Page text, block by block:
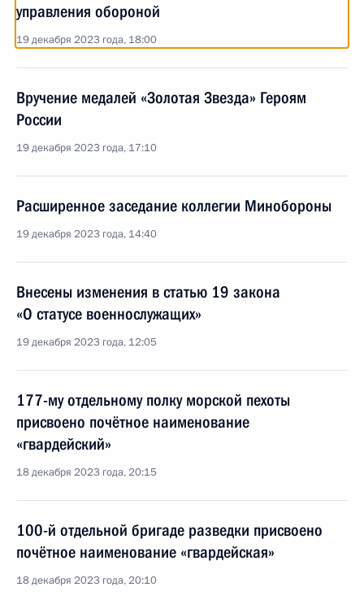
управления обороной
19 декабря 2023 года, 18:00
Вручение медалей «Золотая Звезда» Героям
России
19 декабря 2023 года, 17:10
Расширенное заседание коллегии Минобороны
19 декабря 2023 года, 14:40
Внесены изменения в статью 19 закона
«О статусе военнослужащих»
19 декабря 2023 года, 12:05
177-му отдельному полку морской пехоты
присвоено почётное наименование
«гвардейский»
18 декабря 2023 года, 20:15
100-й отдельной бригаде разведки присвоено
почётное наименование «гвардейская»
18 декабря 2023 года, 20:10